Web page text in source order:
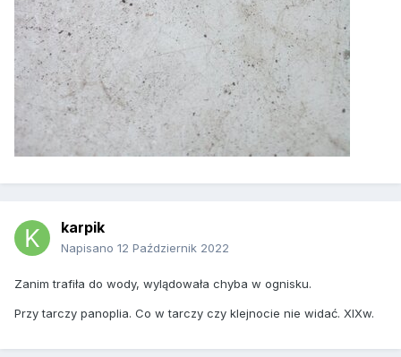
karpik
Napisano 12 Październik 2022
Zanim trafiła do wody, wylądowała chyba w ognisku.
Przy tarczy panoplia. Co w tarczy czy klejnocie nie widać. XIXw.